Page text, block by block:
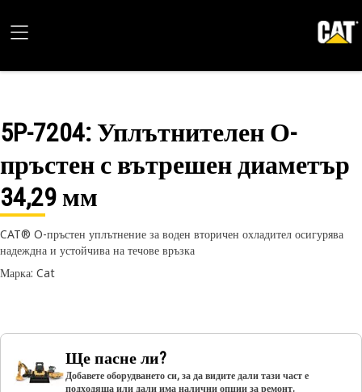
5P-7204: Уплътнителен О-
пръстен с вътрешен диаметър
34,29 мм
CAT® O-пръстен уплътнение за воден вторичен охладител осигурява
надеждна и устойчива на течове връзка
Марка: Cat
Ще пасне ли?
Добавете оборудването си, за да видите дали тази част е
подходяща или дали има налични опции за ремонт.